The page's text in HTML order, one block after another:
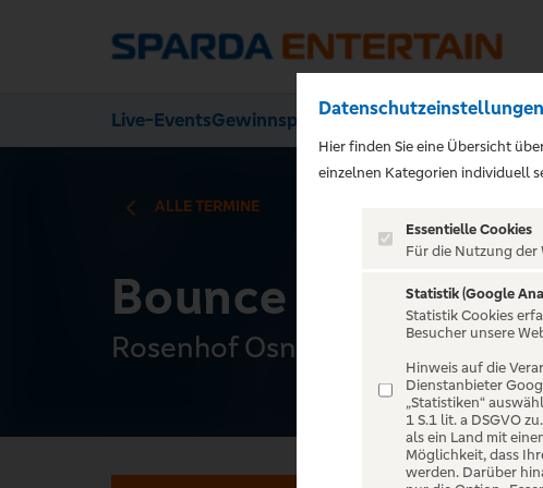
Live-EventsGewinnspieleÜber uns
ALLE TERMINE
Bounce - Bon
Rosenhof Osnabrück, Osnabrück
Datenschutzeinstellungen
Hier finden Sie eine Übersicht
einzelnen Kategorien individuell
Essentielle Cookies
Für die Nutzung der
Statistik (Google
Statistik Cookies
Besucher unsere
Hinweis auf die
Dienstanbieter
„Statistiken“
1 S.1 lit. a DSGVO
als ein Land mit
Möglichkeit, dass
werden. Darüber